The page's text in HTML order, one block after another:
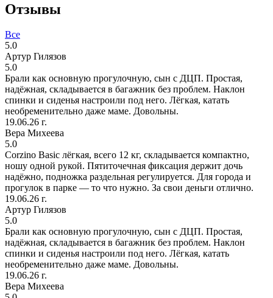
Отзывы
Все
5.0
Артур Гилязов
5.0
Брали как основную прогулочную, сын с ДЦП. Простая,
надёжная, складывается в багажник без проблем. Наклон
спинки и сиденья настроили под него. Лёгкая, катать
необременительно даже маме. Довольны.
19.06.26 г.
Вера Михеева
5.0
Corzino Basic лёгкая, всего 12 кг, складывается компактно,
ношу одной рукой. Пятиточечная фиксация держит дочь
надёжно, подножка раздельная регулируется. Для города и
прогулок в парке — то что нужно. За свои деньги отлично.
19.06.26 г.
Артур Гилязов
5.0
Брали как основную прогулочную, сын с ДЦП. Простая,
надёжная, складывается в багажник без проблем. Наклон
спинки и сиденья настроили под него. Лёгкая, катать
необременительно даже маме. Довольны.
19.06.26 г.
Вера Михеева